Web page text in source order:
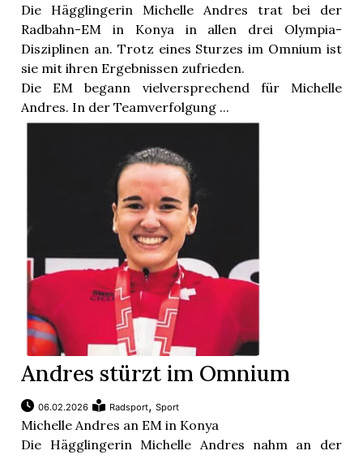
Die Hägglingerin Michelle Andres trat bei der
Radbahn-EM in Konya in allen drei Olympia-
Disziplinen an. Trotz eines Sturzes im Omnium ist
sie mit ihren Ergebnissen zufrieden.
Die EM begann vielversprechend für Michelle
Andres. In der Teamverfolgung ...
Andres stürzt im Omnium
06.02.2026 Radsport,Sport
Michelle Andres an EM in Konya
Die Hägglingerin Michelle Andres nahm an der